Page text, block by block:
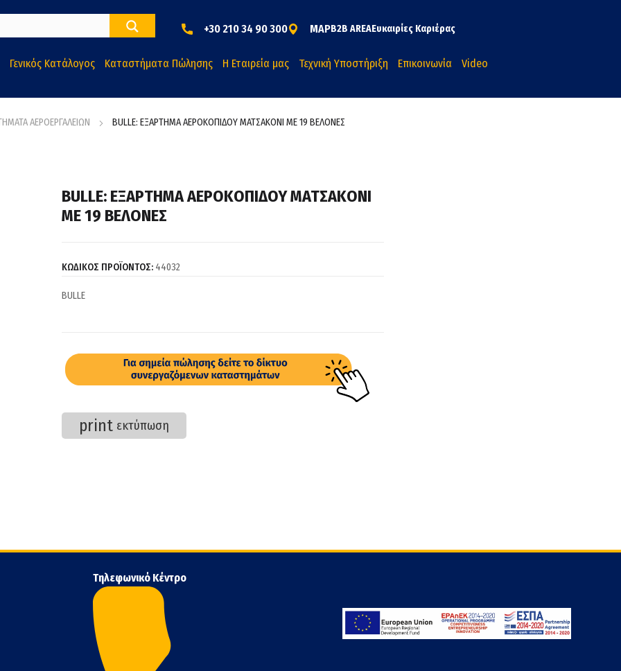
+30 210 34 90 300 MAPB2B AREAΕυκαιρίες Καριέρας
Γενικός Κατάλογος Καταστήματα Πώλησης Η Εταιρεία μας Τεχνική Υποστήριξη Επικοινωνία Video
ΑΕΡΟΕΡΓΑΛΕΙΩΝ BULLE: ΕΞΑΡΤΗΜΑ ΑΕΡΟΚΟΠΙΔΟΥ ΜΑΤΣΑΚΟΝΙ ΜΕ 19 ΒΕΛΟΝΕΣ
BULLE: ΕΞΑΡΤΗΜΑ ΑΕΡΟΚΟΠΙΔΟΥ ΜΑΤΣΑΚΟΝΙ
ΜΕ 19 ΒΕΛΟΝΕΣ
ΚΩΔΙΚΟΣ ΠΡΟΪΟΝΤΟΣ: 44032
BULLE
print εκτύπωση
Τηλεφωνικό Κέντρο